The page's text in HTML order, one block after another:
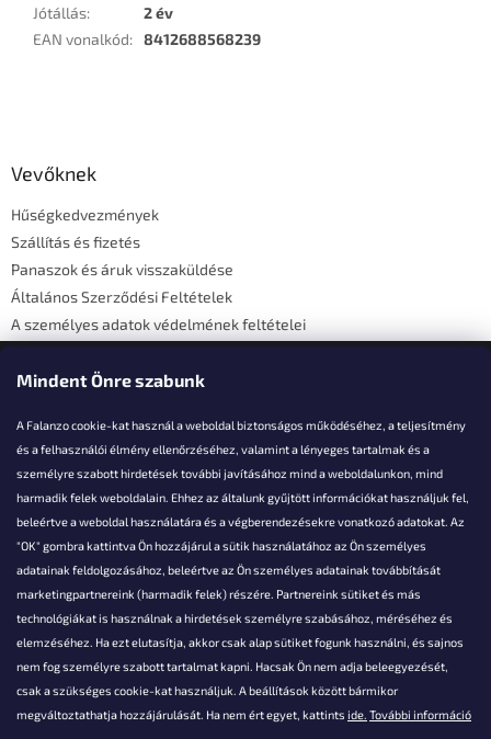
Mindent Önre szabunk
A Falanzo cookie-kat használ a weboldal biztonságos működéséhez, a teljesítmény
és a felhasználói élmény ellenőrzéséhez, valamint a lényeges tartalmak és a
személyre szabott hirdetések további javításához mind a weboldalunkon, mind
harmadik felek weboldalain. Ehhez az általunk gyűjtött információkat használjuk fel,
beleértve a weboldal használatára és a végberendezésekre vonatkozó adatokat. Az
"OK" gombra kattintva Ön hozzájárul a sütik használatához az Ön személyes
adatainak feldolgozásához, beleértve az Ön személyes adatainak továbbítását
marketingpartnereink (harmadik felek) részére. Partnereink sütiket és más
technológiákat is használnak a hirdetések személyre szabásához, méréséhez és
elemzéséhez. Ha ezt elutasítja, akkor csak alap sütiket fogunk használni, és sajnos
nem fog személyre szabott tartalmat kapni. Hacsak Ön nem adja beleegyezését,
csak a szükséges cookie-kat használjuk. A beállítások között bármikor
megváltoztathatja hozzájárulását. Ha nem ért egyet, kattints ide. További információ
Jótállás:
2 év
EAN vonalkód: 8412688568239
Vevőknek
Hűségkedvezmények
Szállítás és fizetés
Panaszok és áruk visszaküldése
Általános Szerződési Feltételek
A személyes adatok védelmének feltételei
Elérhetőségi adatok
Akarsz kérdezni valamit?
info@falanzo.hu